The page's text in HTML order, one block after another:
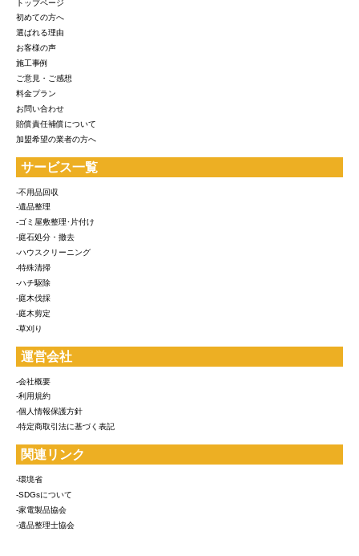
トップページ
初めての方へ
選ばれる理由
お客様の声
施工事例
ご意見・ご感想
料金プラン
お問い合わせ
賠償責任補償について
加盟希望の業者の方へ
サービス一覧
-不用品回収
-遺品整理
-ゴミ屋敷整理･片付け
-庭石処分・撤去
-ハウスクリーニング
-特殊清掃
-ハチ駆除
-庭木伐採
-庭木剪定
-草刈り
運営会社
-会社概要
-利用規約
-個人情報保護方針
-特定商取引法に基づく表記
関連リンク
-環境省
-SDGsについて
-家電製品協会
-遺品整理士協会